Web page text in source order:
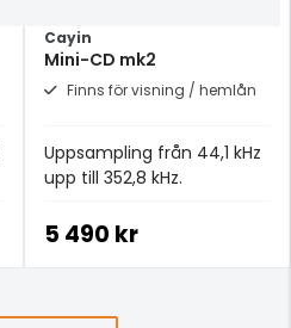
Cayin
Mini-CD mk2
Finns för visning / hemlån
Uppsampling från 44,1 kHz
upp till 352,8 kHz.
5 490 kr